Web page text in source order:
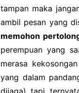
tampan maka
ambil pesan yang
memohon
perempuan yang
merasa
yang dalam
dijaga) tapi